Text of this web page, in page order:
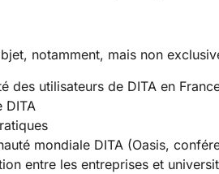
notamment, mais non
des utilisateurs de DITA en
DITA
mondiale DITA (Oasis,
entre les entreprises et